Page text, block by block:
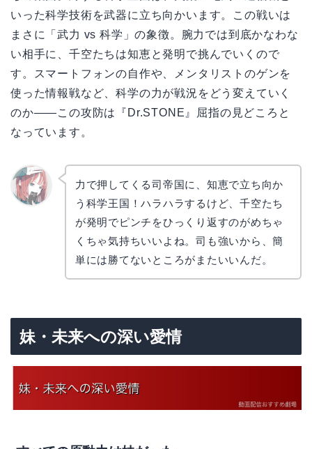
いった科学技術を武器に立ち向かいます。この戦いは
まさに「武力 vs 科学」の象徴。腕力では到底かなわな
い相手に、千空たちは知恵と発明で挑んでいくので
す。スマートフォンの自作や、メンタリストのゲンを
使った情報戦など、科学の力が戦況をどう変えていく
のか——この攻防は『Dr.STONE』屈指の見どころと
なっています。
力で押してくる司帝国に、知恵で立ち向か
う科学王国！ハラハラするけど、千空たち
が発明でピンチをひっくり返すのがめちゃ
くちゃ気持ちいいよね。司も強いから、簡
単には勝てないところがまたいいんだ。
妹・未来への深い愛情